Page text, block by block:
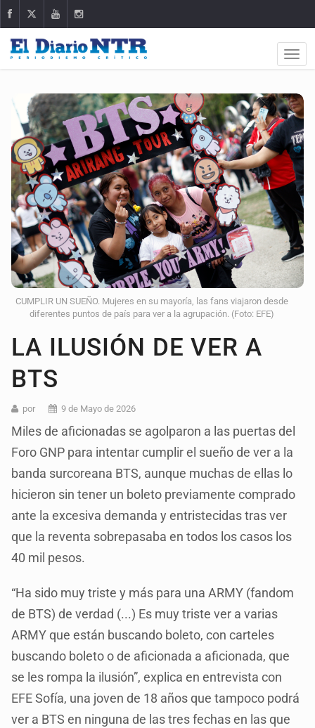
CUMPLIR UN SUEÑO. Mujeres en su mayoría, las fans viajaron desde
diferentes puntos de país para ver a la agrupación. (Foto: EFE)
LA ILUSIÓN DE VER A
BTS
por 9 de Mayo de 2026
Miles de aficionadas se agolparon a las puertas del
Foro GNP para intentar cumplir el sueño de ver a la
banda surcoreana BTS, aunque muchas de ellas lo
hicieron sin tener un boleto previamente comprado
ante la excesiva demanda y entristecidas tras ver
que la reventa sobrepasaba en todos los casos los
40 mil pesos.
“Ha sido muy triste y más para una ARMY (fandom
de BTS) de verdad (...) Es muy triste ver a varias
ARMY que están buscando boleto, con carteles
buscando boleto o de aficionada a aficionada, que
se les rompa la ilusión”, explica en entrevista con
EFE Sofía, una joven de 18 años que tampoco podrá
ver a BTS en ninguna de las tres fechas en las que